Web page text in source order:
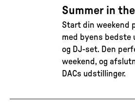
Summer in
Start din weekend
med byens bedste
og DJ-set. Den
weekend, og
DACs udstillinger.